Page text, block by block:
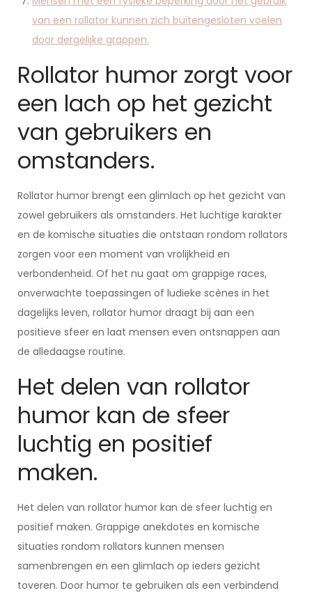
van een rollator kunnen zich buitengesloten voelen
door dergelijke grappen.
Rollator humor zorgt voor
een lach op het gezicht
van gebruikers en
omstanders.
Rollator humor brengt een glimlach op het gezicht van
zowel gebruikers als omstanders. Het luchtige karakter
en de komische situaties die ontstaan rondom rollators
zorgen voor een moment van vrolijkheid en
verbondenheid. Of het nu gaat om grappige races,
onverwachte toepassingen of ludieke scènes in het
dagelijks leven, rollator humor draagt bij aan een
positieve sfeer en laat mensen even ontsnappen aan
de alledaagse routine.
Het delen van rollator
humor kan de sfeer
luchtig en positief
maken.
Het delen van rollator humor kan de sfeer luchtig en
positief maken. Grappige anekdotes en komische
situaties rondom rollators kunnen mensen
samenbrengen en een glimlach op ieders gezicht
toveren. Door humor te gebruiken als een verbindend